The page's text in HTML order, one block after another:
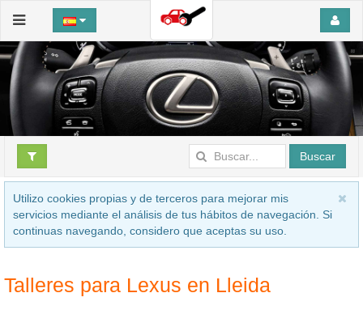
Buscar
Utilizo cookies propias y de terceros para mejorar mis
servicios mediante el análisis de tus hábitos de navegación. Si
continuas navegando, considero que aceptas su uso.
Talleres para Lexus en Lleida